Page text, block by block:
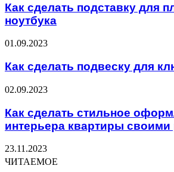
Как сделать подставку для
ноутбука
01.09.2023
Как сделать подвеску для
02.09.2023
Как сделать стильное
интерьера квартиры своими
23.11.2023
ЧИТАЕМОЕ